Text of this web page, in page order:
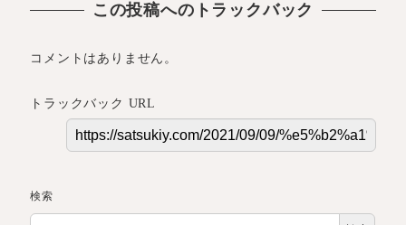
この投稿へのトラックバック
コメントはありません。
トラックバック URL
検索